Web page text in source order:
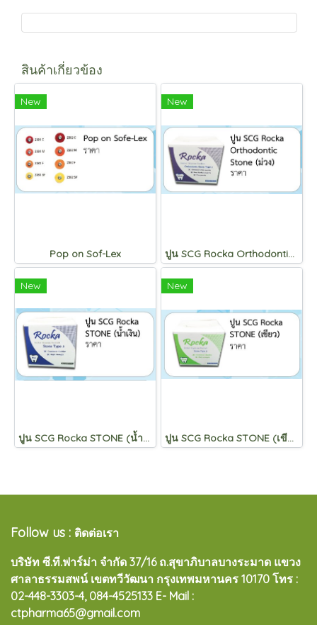
สินค้าเกี่ยวข้อง
New
Pop on Sof-Lex
New
ปูน SCG Rocka Orthodontic Stone (ม่วง)
New
ปูน SCG Rocka STONE (น้ำเงิน)
New
ปูน SCG Rocka STONE (เขียว)
Follow us : ติดต่อเรา
บริษัท ซี.ที.ฟาร์ม่า จำกัด 37/16 ถ.สุขาภิบาลบางระมาด แขวง
ศาลาธรรมสพน์ เขตทวีวัฒนา กรุงเทพมหานคร 10170 โทร :
02-448-3303-4, 084-4525133 E- Mail :
ctpharma65@gmail.com